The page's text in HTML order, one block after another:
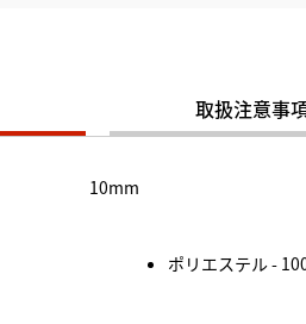
取扱注意事
10mm
ポリエステル -